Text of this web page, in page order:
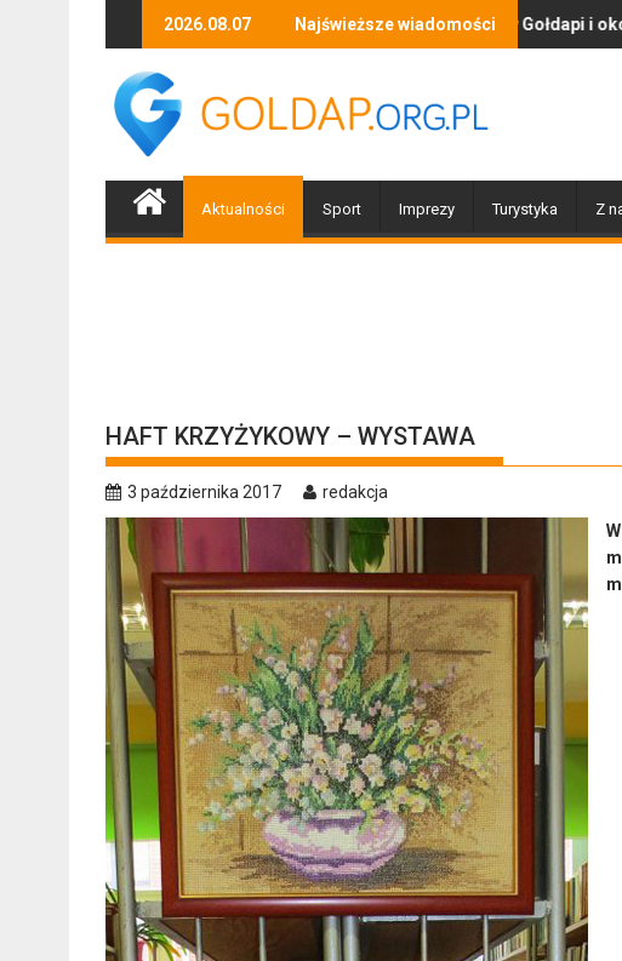
2026.08.07 Najświeższe wiadomości
Zapraszamy mieszkańców Gołdapi i okolic na spotkanie z
Biżuteryjne
Aktualności Sport Imprezy Turystyka Z
HAFT KRZYŻYKOWY – WYSTAWA
3 października 2017
redakcja